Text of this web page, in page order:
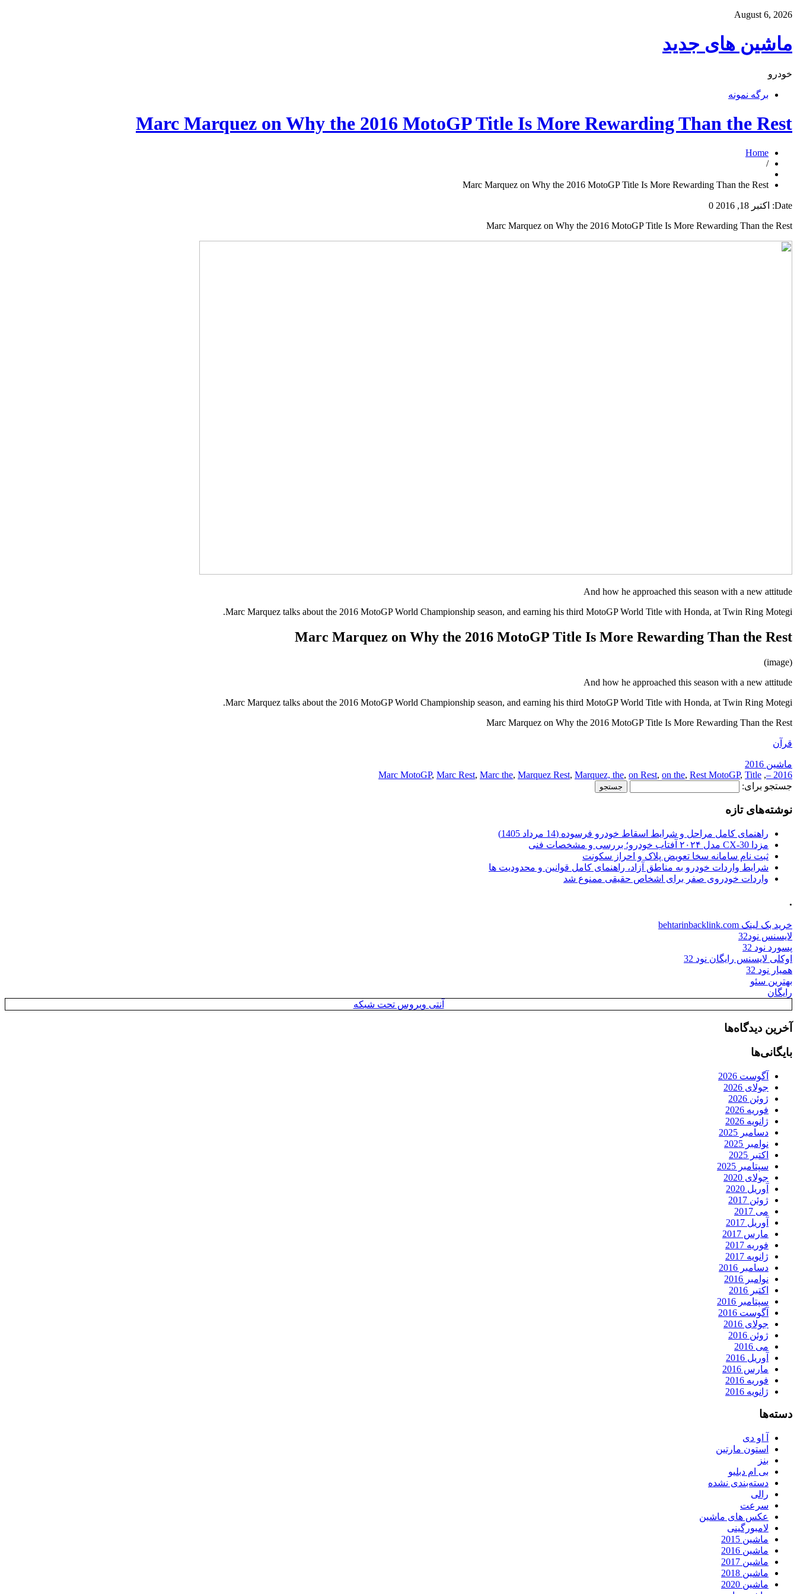
August 6, 2026
ماشین های جدید
خودرو
برگه نمونه
Marc Marquez on Why the 2016 MotoGP Title Is More Rewarding Than the Rest
Home
/
Marc Marquez on Why the 2016 MotoGP Title Is More Rewarding Than the Rest
Date: اکتبر 18, 2016
0
Marc Marquez on Why the 2016 MotoGP Title Is More Rewarding Than the Rest
And how he approached this season with a new attitude
Marc Marquez talks about the 2016 MotoGP World Championship season, and earning his third MotoGP World Title with Honda, at Twin Ring Motegi.
Marc Marquez on Why the 2016 MotoGP Title Is More Rewarding Than the Rest
(image)
And how he approached this season with a new attitude
Marc Marquez talks about the 2016 MotoGP World Championship season, and earning his third MotoGP World Title with Honda, at Twin Ring Motegi.
Marc Marquez on Why the 2016 MotoGP Title Is More Rewarding Than the Rest
قرآن
ماشین 2016
2016 –
,
Marc MotoGP, Marc Rest, Marc the, Marquez Rest, Marquez, the, on Rest, on the, Rest MotoGP, Title
جستجو برای:
نوشته‌های تازه
راهنمای کامل مراحل و شرایط اسقاط خودرو فرسوده (14 مرداد 1405)
مزدا CX-30 مدل ۲۰۲۴ آفتاب خودرو؛ بررسی و مشخصات فنی
ثبت نام سامانه سخا تعویض پلاک و احراز سکونت
شرایط واردات خودرو به مناطق آزاد، راهنمای کامل قوانین و محدودیت ها
واردات خودروی صفر برای اشخاص حقیقی ممنوع شد
.
خرید بک لینک behtarinbacklink.com
لایسنس نود32
پسورد نود 32
اوکلی لایسنس رایگان نود 32
همیار نود 32
بهترین سئو
رایگان
آنتی ویروس تحت شبکه
آخرین دیدگاه‌ها
بایگانی‌ها
آگوست 2026
جولای 2026
ژوئن 2026
فوریه 2026
ژانویه 2026
دسامبر 2025
نوامبر 2025
اکتبر 2025
سپتامبر 2025
جولای 2020
آوریل 2020
ژوئن 2017
می 2017
آوریل 2017
مارس 2017
فوریه 2017
ژانویه 2017
دسامبر 2016
نوامبر 2016
اکتبر 2016
سپتامبر 2016
آگوست 2016
جولای 2016
ژوئن 2016
می 2016
آوریل 2016
مارس 2016
فوریه 2016
ژانویه 2016
دسته‌ها
آ او دی
استون مارتین
بنز
بی ام دبلیو
دسته‌بندی نشده
رالی
سرعت
عکس های ماشین
لامبورگینی
ماشین 2015
ماشین 2016
ماشین 2017
ماشین 2018
ماشین 2020